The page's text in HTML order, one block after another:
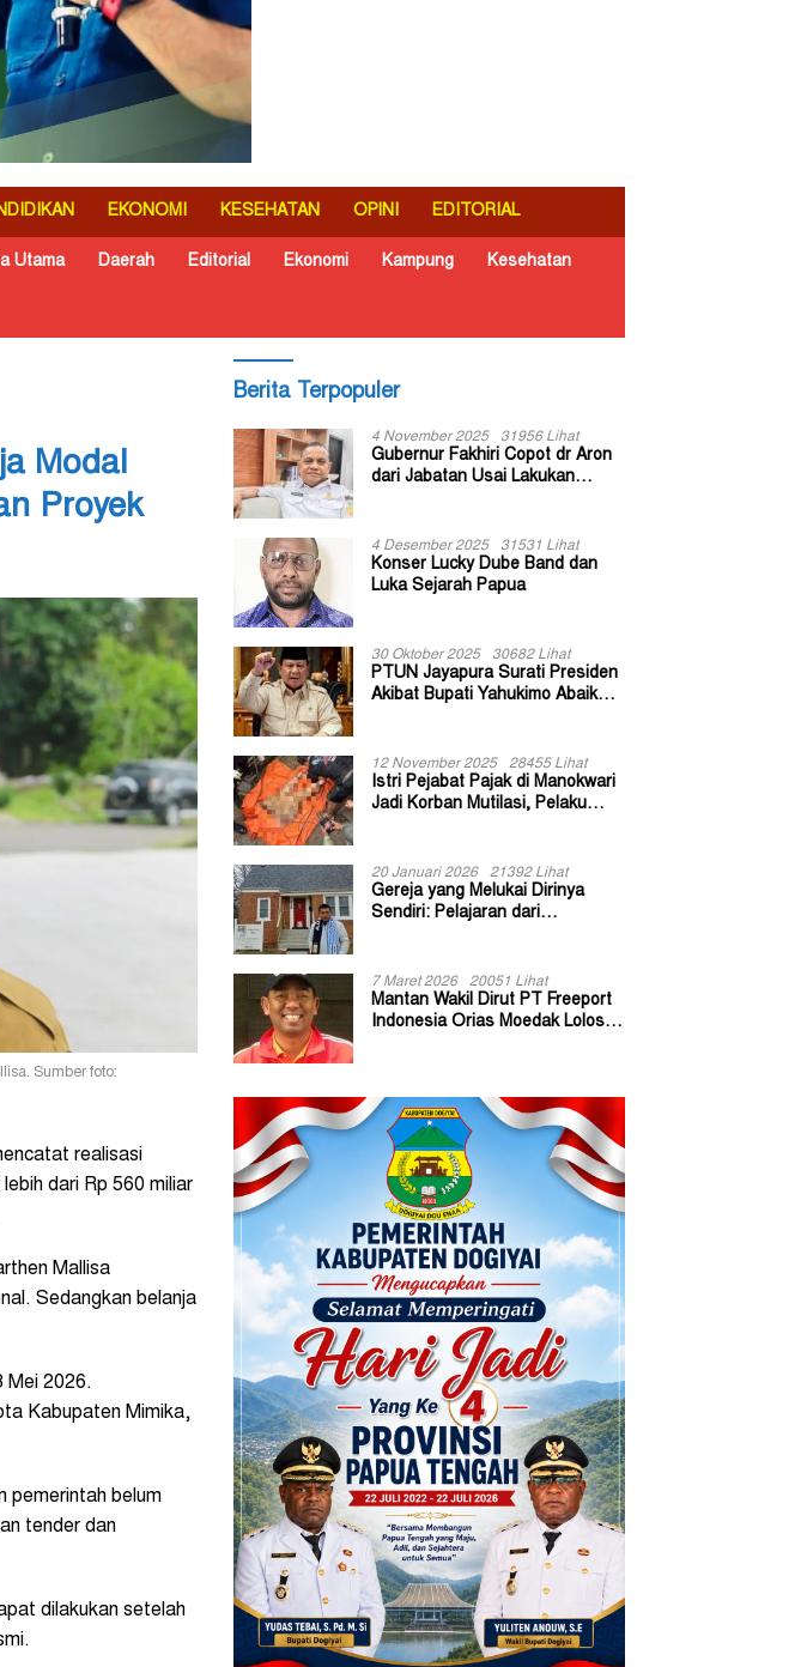
EKONOMI KESEHATAN OPINI EDITORIAL
Utama Daerah Editorial Ekonomi Kampung Kesehatan
Modal
Proyek
Sumber foto:
realisasi
dari Rp 560 miliar
Mallisa
Sedangkan belanja
Mei 2026.
Kabupaten Mimika,
pemerintah belum
tender dan
dilakukan setelah
Berita Terpopuler
4 November 2025 31956 Lihat
Gubernur Fakhiri Copot dr Aron
dari Jabatan Usai Lakukan
4 Desember 2025 31531 Lihat
Konser Lucky Dube Band dan
Luka Sejarah Papua
30 Oktober 2025 30682 Lihat
PTUN Jayapura Surati Presiden
Akibat Bupati Yahukimo Abaikan
12 November 2025 28455 Lihat
Istri Pejabat Pajak di Manokwari
Jadi Korban Mutilasi, Pelaku
20 Januari 2026 21392 Lihat
Gereja yang Melukai Dirinya
Sendiri: Pelajaran dari
7 Maret 2026 20051 Lihat
Mantan Wakil Dirut PT Freeport
Indonesia Orias Moedak Lolos